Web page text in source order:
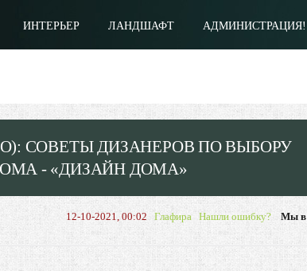
ИНТЕРЬЕР ЛАНДШАФТ АДМИНИСТРАЦИЯ!
СОВЕТЫ ДИЗАНЕРОВ ПО ВЫБОРУ
- «ДИЗАЙН ДОМА»
12-10-2021, 00:02 Глафира Нашли ошибку? Мы в